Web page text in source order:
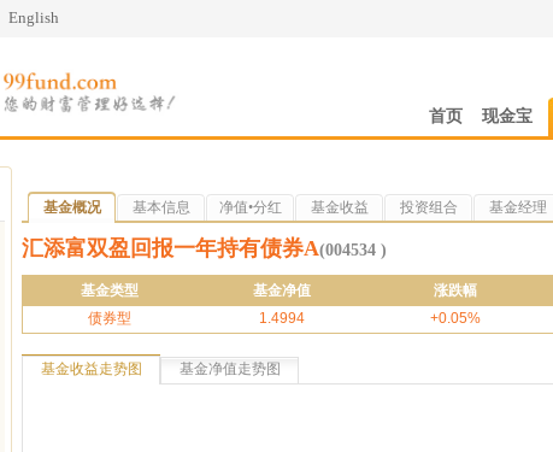
English
首页 现金宝
基金概况 基本信息 净值•分红 基金收益 投资组合 基金经理
汇添富双盈回报一年持有债券A(004534 )
基金类型 基金净值 涨跌幅
债券型
1.4994 +0.05%
基金收益走势图 基金净值走势图